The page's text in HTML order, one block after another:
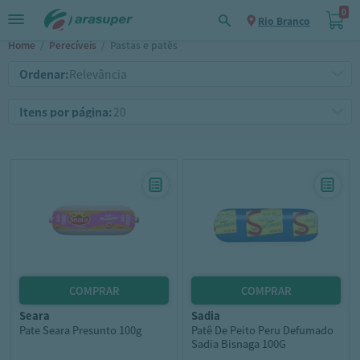
Rio Branco
0
Home / Perecíveis / Pastas e patês
Ordenar:
Itens por página:
seara
Pate Seara Presunto 100g
sadia
Patê De Peito Peru Defumado
Sadia Bisnaga 100G